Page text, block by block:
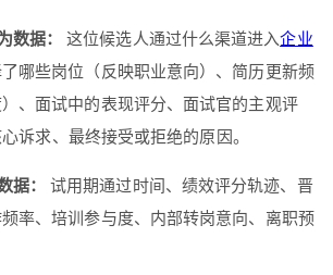
数据： 这位候选人通过什么渠道进入企业
哪些岗位（反映职业意向）、简历更新频
、面试中的表现评分、面试官的主观评
诉求、最终接受或拒绝的原因。
据：
试用期通过时间、绩效评分轨迹、晋
率、培训参与度、内部转岗意向、离职预